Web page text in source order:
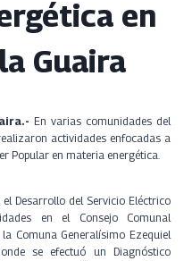
en
Guaira
En varias comunidades del
actividades enfocadas a
Popular en materia energética.
Desarrollo del Servicio Eléctrico
en el Consejo Comunal
Comuna Generalísimo Ezequiel
se efectuó un Diagnóstico